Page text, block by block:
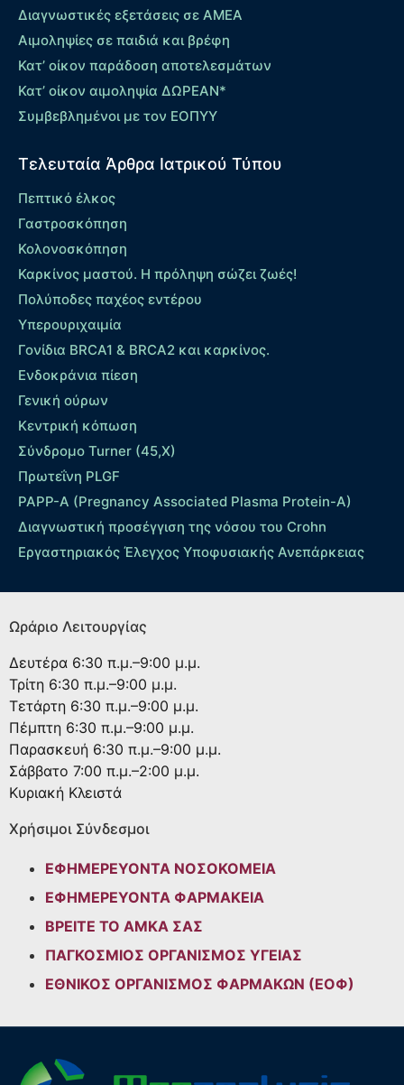
Διαγνωστικές εξετάσεις σε ΑΜΕΑ
Αιμοληψίες σε παιδιά και βρέφη
Κατ’ οίκον παράδοση αποτελεσμάτων
Κατ’ οίκον αιμοληψία ΔΩΡΕΑΝ*
Συμβεβλημένοι με τον ΕΟΠΥΥ
Τελευταία Άρθρα Ιατρικού Τύπου
Πεπτικό έλκος
Γαστροσκόπηση
Κολονοσκόπηση
Καρκίνος μαστού. Η πρόληψη σώζει ζωές!
Πολύποδες παχέος εντέρου
Yπερουριχαιμία
Γονίδια BRCA1 & BRCA2 και καρκίνος.
Ενδοκράνια πίεση
Γενική ούρων
Κεντρική κόπωση
Σύνδρομο Turner (45,X)
Πρωτεΐνη PLGF
PAPP-A (Pregnancy Associated Plasma Protein-A)
Διαγνωστική προσέγγιση της νόσου του Crohn
Εργαστηριακός Έλεγχος Υποφυσιακής Ανεπάρκειας
Ωράριο Λειτουργίας
Δευτέρα 6:30 π.μ.–9:00 μ.μ.
Τρίτη 6:30 π.μ.–9:00 μ.μ.
Τετάρτη 6:30 π.μ.–9:00 μ.μ.
Πέμπτη 6:30 π.μ.–9:00 μ.μ.
Παρασκευή 6:30 π.μ.–9:00 μ.μ.
Σάββατο 7:00 π.μ.–2:00 μ.μ.
Κυριακή Κλειστά
Χρήσιμοι Σύνδεσμοι
ΕΦΗΜΕΡΕΥΟΝΤΑ ΝΟΣΟΚΟΜΕΙΑ
ΕΦΗΜΕΡΕΥΟΝΤΑ ΦΑΡΜΑΚΕΙΑ
ΒΡΕΙΤΕ ΤΟ ΑΜΚΑ ΣΑΣ
ΠΑΓΚΟΣΜΙΟΣ ΟΡΓΑΝΙΣΜΟΣ ΥΓΕΙΑΣ
ΕΘΝΙΚΟΣ ΟΡΓΑΝΙΣΜΟΣ ΦΑΡΜΑΚΩΝ (ΕΟΦ)